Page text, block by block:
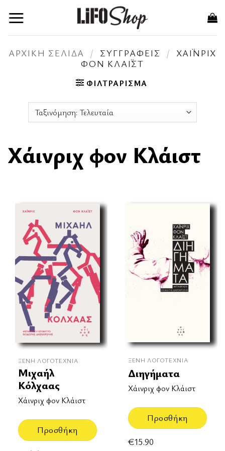
στο
ΑΡΧΙΚΉ ΣΕΛΊΔΑ / ΣΥΓΓΡΑΦΕΊΣ /
ΧΆΙΝΡΙΧ
ΦΟΝ ΚΛΆΙΣΤ
ΦΙΛΤΡΆΡΙΣΜΑ
Χάινριχ φον Κλάιστ
ΞΈΝΗ ΛΟΓΟΤΕΧΝΊΑ
Μιχαήλ
Κόλχαας
Χάινριχ φον Κλάιστ
Προσθήκη
ΞΈΝΗ ΛΟΓΟΤΕΧΝΊΑ
Διηγήματα
Χάινριχ φον Κλάιστ
Προσθήκη
€15.90